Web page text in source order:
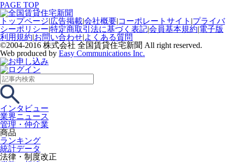
PAGE TOP
トップページ|広告掲載|会社概要|コーポレートサイト |プライバ
シーポリシー|特定商取引法に基づく表記|会員基本規約|電子版
利用規約|お問い合わせ|よくある質問
©2004-2016 株式会社 全国賃貸住宅新聞 All right reserved.
Web produced by Easy Communications Inc.
インタビュー
業界ニュース
管理・仲介業
商品
ランキング
統計データ
法律・制度改正